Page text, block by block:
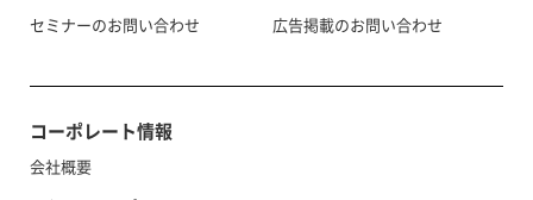
セミナーのお問い合わせ
広告掲載のお問い合わせ
コーポレート情報
会社概要